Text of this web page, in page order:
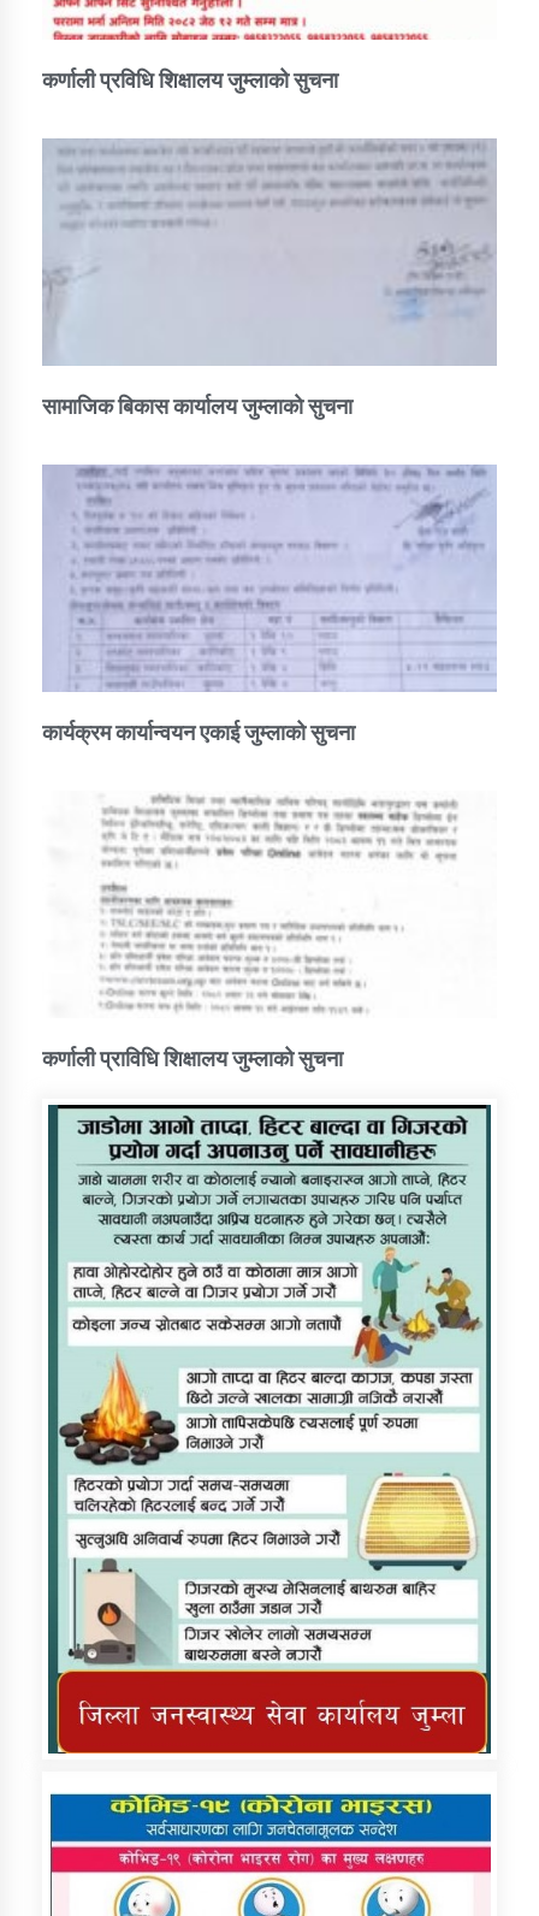
तातोपानी गाउँपालिका जुम्लाको सूचना
कर्णाली प्रविधि शिक्षालय जुम्लाको सुचना
सामाजिक बिकास कार्यालय जुम्लाकाे सुचना
कार्यक्रम कार्यान्वयन एकाई जुम्लाको सुचना
कर्णाली प्राविधि शिक्षालय जुम्लाको सुचना